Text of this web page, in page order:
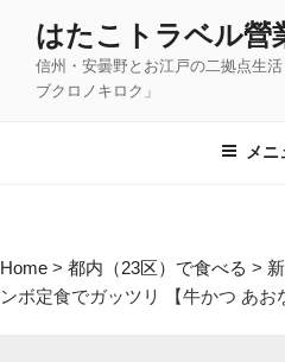
プ
はたこトラベル營
信州・安曇野とお江戸の二拠点生
ブクロノキロク」
メニ
Home > 都内（23区）で食べる >
ンボ定食でガッツリ 【牛かつ あお